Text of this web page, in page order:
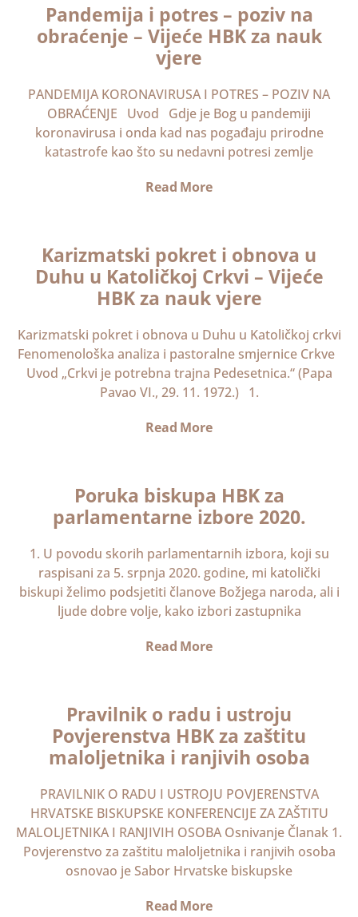
Pandemija i potres – poziv na
obraćenje – Vijeće HBK za nauk
vjere
PANDEMIJA KORONAVIRUSA I POTRES – POZIV NA
OBRAĆENJE Uvod Gdje je Bog u pandemiji
koronavirusa i onda kad nas pogađaju prirodne
katastrofe kao što su nedavni potresi zemlje
Read More
Karizmatski pokret i obnova u
Duhu u Katoličkoj Crkvi – Vijeće
HBK za nauk vjere
Karizmatski pokret i obnova u Duhu u Katoličkoj crkvi
Fenomenološka analiza i pastoralne smjernice Crkve
Uvod „Crkvi je potrebna trajna Pedesetnica.“ (Papa
Pavao VI., 29. 11. 1972.) 1.
Read More
Poruka biskupa HBK za
parlamentarne izbore 2020.
1. U povodu skorih parlamentarnih izbora, koji su
raspisani za 5. srpnja 2020. godine, mi katolički
biskupi želimo podsjetiti članove Božjega naroda, ali i
ljude dobre volje, kako izbori zastupnika
Read More
Pravilnik o radu i ustroju
Povjerenstva HBK za zaštitu
maloljetnika i ranjivih osoba
PRAVILNIK O RADU I USTROJU POVJERENSTVA
HRVATSKE BISKUPSKE KONFERENCIJE ZA ZAŠTITU
MALOLJETNIKA I RANJIVIH OSOBA Osnivanje Članak 1.
Povjerenstvo za zaštitu maloljetnika i ranjivih osoba
osnovao je Sabor Hrvatske biskupske
Read More